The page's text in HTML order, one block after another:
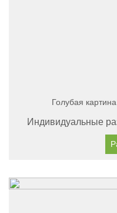
Голубая
Индивидуальные